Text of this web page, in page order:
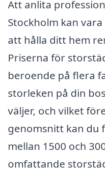
Att anlita
Stockholm kan
att hålla ditt hem
Priserna för
beroende på flera
storleken på din
väljer, och vilket
genomsnitt kan du
mellan 1500 och
omfattande